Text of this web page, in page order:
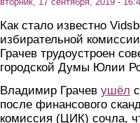
Как стало известно
избирательной
Грачев трудоустроен
городской Думы Юлии
Владимир Грачев ушёл
после финансового
комиссия (ЦИК) сочла,